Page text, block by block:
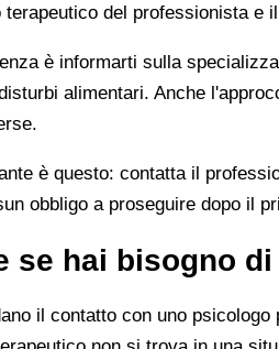
del professionista e
è informarti sulla
alimentari. Anche
è questo: contatta il
obbligo a proseguire dopo il
se hai bisogno
il contatto con uno